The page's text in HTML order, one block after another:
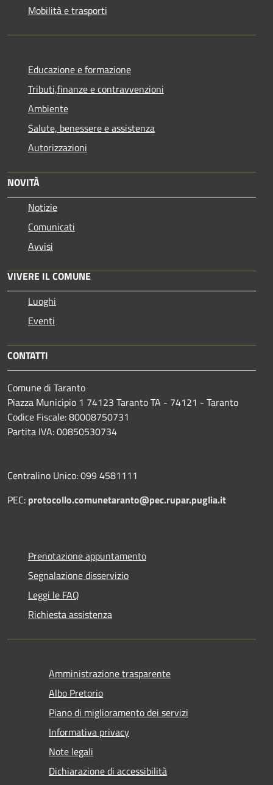
Mobilità e trasporti
Educazione e formazione
Tributi,finanze e contravvenzioni
Ambiente
Salute, benessere e assistenza
Autorizzazioni
NOVITÀ
Notizie
Comunicati
Avvisi
VIVERE IL COMUNE
Luoghi
Eventi
CONTATTI
Comune di Taranto
Piazza Municipio 1 74123 Taranto TA - 74121 - Taranto
Codice Fiscale: 80008750731
Partita IVA: 00850530734
Centralino Unico: 099 4581111
PEC: protocollo.comunetaranto@pec.rupar.puglia.it
Prenotazione appuntamento
Segnalazione disservizio
Leggi le FAQ
Richiesta assistenza
Amministrazione trasparente
Albo Pretorio
Piano di miglioramento dei servizi
Informativa privacy
Note legali
Dichiarazione di accessibilità